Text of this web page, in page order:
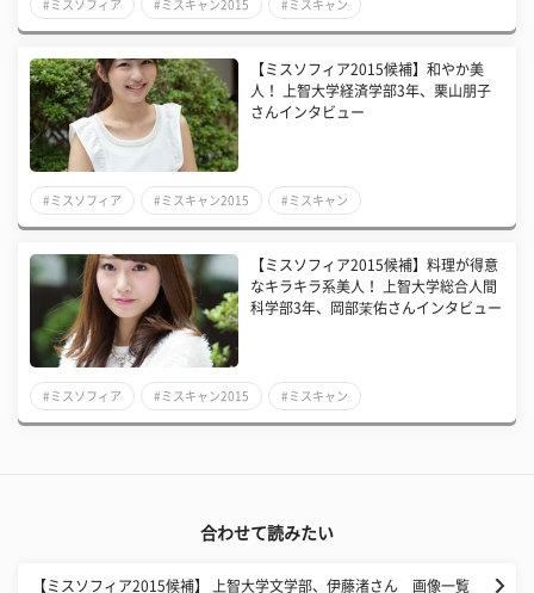
#ミスソフィア #ミスキャン2015 #ミスキャン
【ミスソフィア2015候補】和やか美
人！ 上智大学経済学部3年、栗山朋子
さんインタビュー
#ミスソフィア #ミスキャン2015 #ミスキャン
【ミスソフィア2015候補】料理が得意
なキラキラ系美人！ 上智大学総合人間
科学部3年、岡部茉佑さんインタビュー
#ミスソフィア #ミスキャン2015 #ミスキャン
合わせて読みたい
【ミスソフィア2015候補】 上智大学文学部、伊藤渚さん 画像一覧